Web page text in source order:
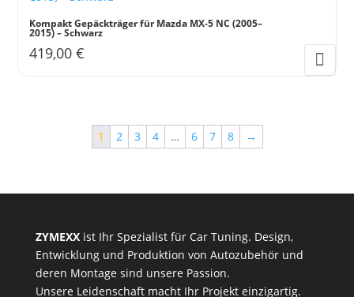
Kompakt Gepäckträger für Mazda MX-5 NC (2005–
2015) – Schwarz
419,00€
1 2 3 4 … 6 7 8 →
ZYMEXXist Ihr Spezialist für Car Tuning. Design,
Entwicklung und Produktion von Autozubehör und
deren Montage sind unsere Passion.
Unsere Leidenschaft macht Ihr Projekt einzigartig.